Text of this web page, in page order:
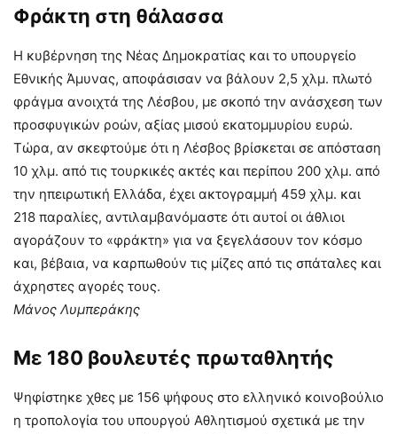
Φράκτη στη θάλασσα
Η κυβέρνηση της Νέας Δημοκρατίας και το υπουργείο
Εθνικής Άμυνας, αποφάσισαν να βάλουν 2,5 χλμ. πλωτό
φράγμα ανοιχτά της Λέσβου, με σκοπό την ανάσχεση των
προσφυγικών ροών, αξίας μισού εκατομμυρίου ευρώ.
Τώρα, αν σκεφτούμε ότι η Λέσβος βρίσκεται σε απόσταση
10 χλμ. από τις τουρκικές ακτές και περίπου 200 χλμ. από
την ηπειρωτική Ελλάδα, έχει ακτογραμμή 459 χλμ. και
218 παραλίες, αντιλαμβανόμαστε ότι αυτοί οι άθλιοι
αγοράζουν το «φράκτη» για να ξεγελάσουν τον κόσμο
και, βέβαια, να καρπωθούν τις μίζες από τις σπάταλες και
άχρηστες αγορές τους.
Μάνος Λυμπεράκης
Με 180 βουλευτές πρωταθλητής
Ψηφίστηκε χθες με 156 ψήφους στο ελληνικό κοινοβούλιο
η τροπολογία του υπουργού Αθλητισμού σχετικά με την